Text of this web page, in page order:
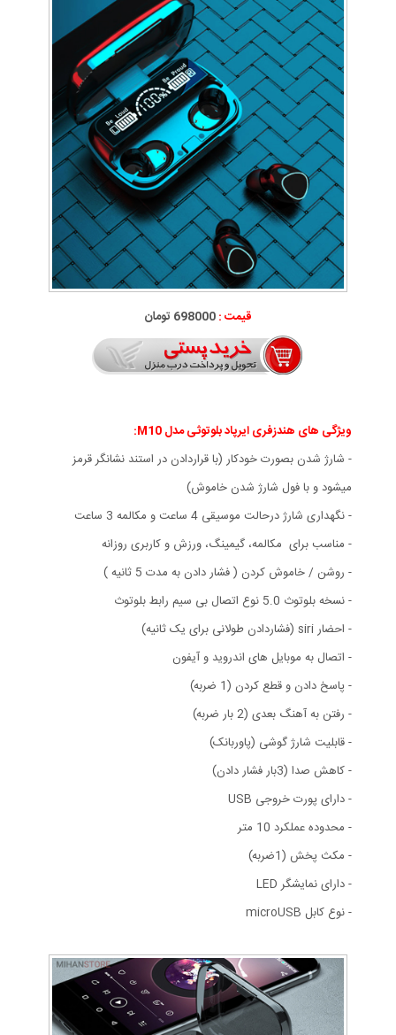
قیمت :698000 تومان
ویژگی های هندزفری ایرپاد بلوتوثی مدل M10:
- شارژ شدن بصورت خودکار (با قراردادن در استند نشانگر قرمز
میشود و با فول شارژ شدن خاموش)
- نگهداری شارژ درحالت موسیقی 4 ساعت و مکالمه 3 ساعت
- مناسب برای مکالمه، گیمینگ، ورزش و کاربری روزانه
- روشن / خاموش کردن ( فشار دادن به مدت 5 ثانیه )
- نسخه بلوتوث 5.0 نوع اتصال بی سیم رابط بلوتوث
- احضار siri (فشاردادن طولانی برای یک ثانیه)
- اتصال به موبایل های اندروید و آیفون
- پاسخ دادن و قطع کردن (1 ضربه)
- رفتن به آهنگ بعدی (2 بار ضربه)
- قابلیت شارژ گوشی (پاوربانک)
- کاهش صدا (3بار فشار دادن)
- دارای پورت خروجی USB
- محدوده عملکرد 10 متر
- مکث پخش (1ضربه)
- دارای نمایشگر LED
- نوع کابل microUSB